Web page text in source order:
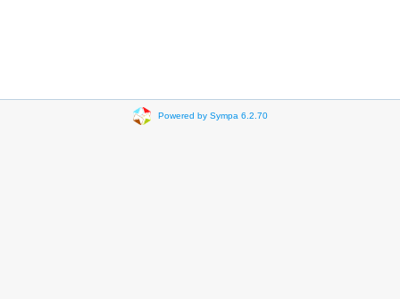
Powered by Sympa 6.2.70